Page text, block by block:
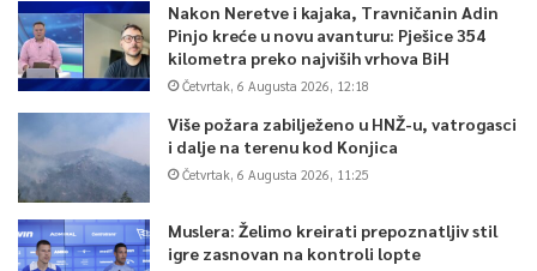
Nakon Neretve i kajaka, Travničanin Adin
Pinjo kreće u novu avanturu: Pješice 354
kilometra preko najviših vrhova BiH
Četvrtak, 6 Augusta 2026, 12:18
Više požara zabilježeno u HNŽ-u, vatrogasci
i dalje na terenu kod Konjica
Četvrtak, 6 Augusta 2026, 11:25
Muslera: Želimo kreirati prepoznatljiv stil
igre zasnovan na kontroli lopte